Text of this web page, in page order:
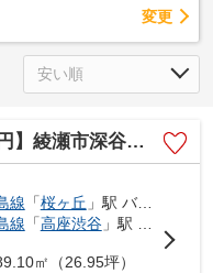
変更
南第24 新築一戸建て 全5棟
線 「桜ヶ丘 」駅 バス15分 「廻り坂」 停歩2分
線 「高座渋谷」駅 バス8分 「深谷原」 停歩4分
㎡（26.95坪）